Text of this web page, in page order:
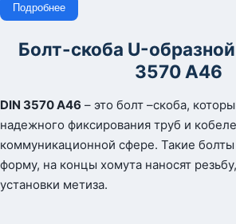
Подробнее
Болт-скоба U-
3570 А46
DIN 3570 A46 – это болт –скоба,
надежного фиксирования труб и
коммуникационной сфере. Такие
форму, на концы хомута наносят
установки метиза.